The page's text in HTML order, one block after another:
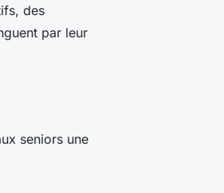
des
par leur
seniors une